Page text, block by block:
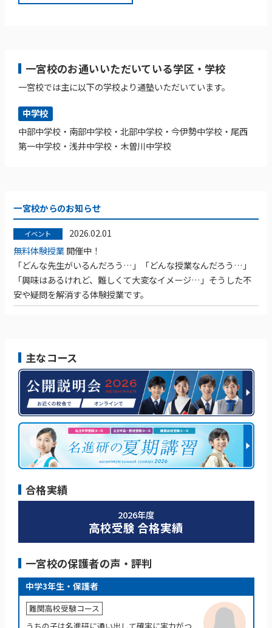
一宮校のお通いいただいている学区・学校
一宮校では主に以下の学校より通塾いただいています。
中学校
中部中学校・南部中学校・北部中学校・今伊勢中学校・尾西
第一中学校・浅井中学校・木曽川中学校
一宮校からのお知らせ
イベント
2026.02.01
無料体験授業開催中！
「どんな先生がいるんだろう…」「どんな授業なんだろう…」
「興味はあるけれど、難しくて大変なイメージ…」そうした不
安や疑問を解消する体験授業です。
主なコース
合格実績
2026年度
高校受験 合格実績
一宮校の保護者の声・評判
中学3年生・保護者
難関高校受験コース
うちの子は名進研に通い出して確実に実力がつ